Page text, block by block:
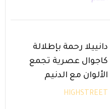
دانييلا رحمة بإطلالة
كاجوال عصرية تجمع
الألوان مع الدنيم
HIGHSTREET